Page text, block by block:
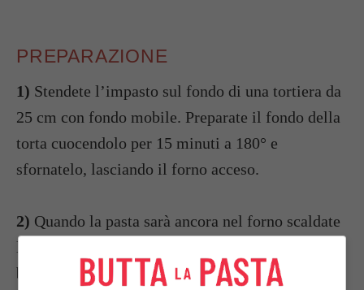
PREPARAZIONE
1) Stendete l’impasto sul fondo di una tortiera da
25 cm con fondo mobile. Preparate il fondo della
torta cuocendolo per 15 minuti a 180° e
sfornatelo, lasciando il forno acceso.
2) Quando la pasta sarà ancora nel forno scaldate
la
burro
zucchero e lozenzero. Mescolate fino